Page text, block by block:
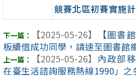
競賽北區初賽實施
【2025-05-26】
【圖書
板續借成功同學，請速至圖書館
【2025-05-26】 內政部
在臺生活諮詢服務熱線1990」之